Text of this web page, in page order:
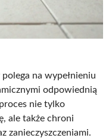
na wypełnieniu
odpowiednią
nie tylko
ale także chroni
zanieczyszczeniami.